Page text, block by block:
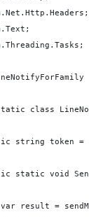
class
string token =
static void
result =